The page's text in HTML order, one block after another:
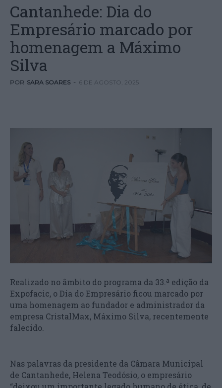
Cantanhede: Dia do
Empresário marcado por
homenagem a Máximo
Silva
POR SARA SOARES - 6 DE AGOSTO, 2025
Realizado no âmbito do programa da 33.ª edição da
Expofacic, o Dia do Empresário ficou marcado por
uma homenagem ao fundador e administrador da
empresa CristalMax, Máximo Silva, recentemente
falecido.
Nas palavras da presidente da Câmara Municipal
de Cantanhede, Helena Teodósio, o empresário